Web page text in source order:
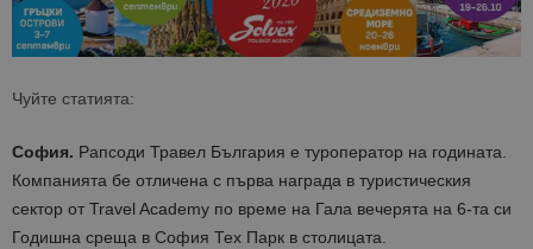
Чуйте статията:
София. Рапсоди Травел България e туроператор на годината.
Компанията бе отличена с първа награда в туристическия
сектор от Travel Academy по време на Гала вечерята на 6-та си
Годишна среща в София Тех Парк в столицата.